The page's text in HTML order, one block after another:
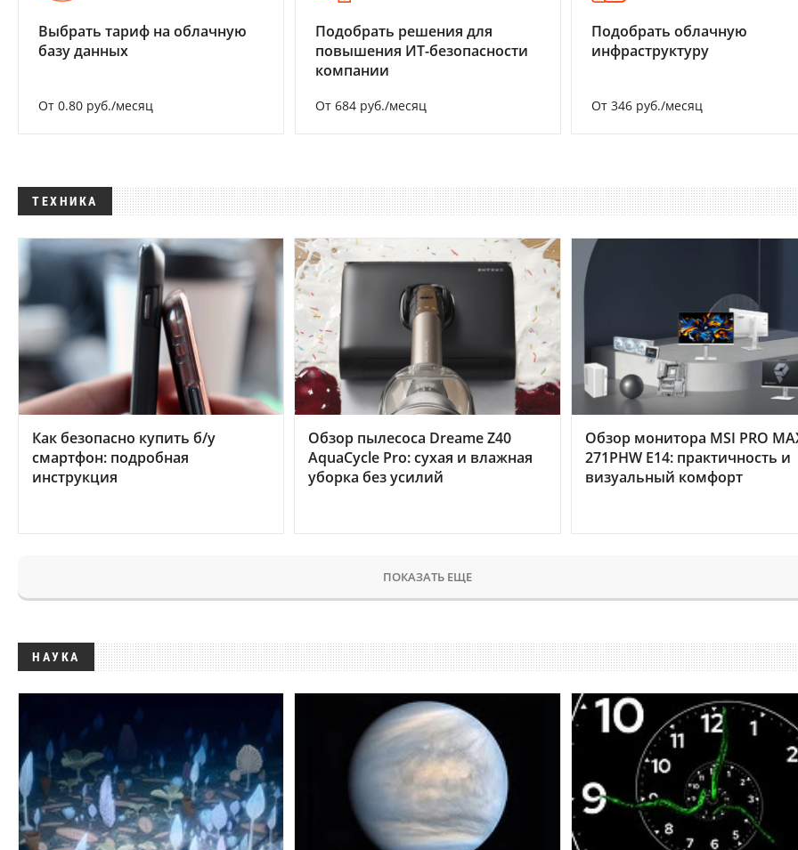
Выбрать тариф на облачную
базу данных
От 0.80 руб./месяц
Подобрать решения для
повышения ИТ-безопасности
компании
От 684 руб./месяц
Подобрать облачную
инфраструктуру
От 346 руб./месяц
ТЕХНИКА
Как безопасно купить б/у
смартфон: подробная
инструкция
Обзор пылесоса Dreame Z40
AquaCycle Pro: сухая и влажная
уборка без усилий
Обзор монитора MSI PRO
271PHW E14: практичность и
визуальный комфорт
ПОКАЗАТЬ ЕЩЕ
НАУКА